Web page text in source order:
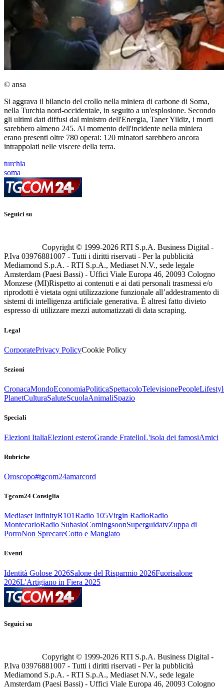
© ansa
Si aggrava il bilancio del crollo nella miniera di carbone di Soma,
nella Turchia nord-occidentale, in seguito a un'esplosione. Secondo
gli ultimi dati diffusi dal ministro dell'Energia, Taner Yildiz, i morti
sarebbero almeno 245. Al momento dell'incidente nella miniera
erano presenti oltre 780 operai: 120 minatori sarebbero ancora
intrappolati nelle viscere della terra.
turchia
soma
Seguici su
Copyright © 1999-2026 RTI S.p.A. Business Digital -
P.Iva 03976881007 - Tutti i diritti riservati - Per la pubblicità
Mediamond S.p.A. - RTI S.p.A., Mediaset N.V., sede legale
Amsterdam (Paesi Bassi) - Uffici Viale Europa 46, 20093 Cologno
Monzese (MI)Rispetto ai contenuti e ai dati personali trasmessi e/o
riprodotti è vietata ogni utilizzazione funzionale all’addestramento di
sistemi di intelligenza artificiale generativa. È altresì fatto divieto
espresso di utilizzare mezzi automatizzati di data scraping.
Legal
CorporatePrivacy PolicyCookie Policy
Sezioni
CronacaMondoEconomiaPoliticaSpettacoloTelevisionePeople
PlanetCulturaSaluteScuolaAnimaliSpazio
Speciali
Elezioni ItaliaElezioni esteroGrande FratelloL'isola dei famosiAmici
Rubriche
Oroscopo#tgcom24amarcord
Tgcom24 Consiglia
Mediaset InfinityR101Radio 105Virgin RadioRadio
MontecarloRadio SubasioComingsoonSuperguidatvZuppa di
PorroNon SprecareCotto e Mangiato
Eventi
Identità Golose 2026Salone del Risparmio 2026Fuorisalone
2026L'Artigiano in Fiera 2025
Seguici su
Copyright © 1999-2026 RTI S.p.A. Business Digital -
P.Iva 03976881007 - Tutti i diritti riservati - Per la pubblicità
Mediamond S.p.A. - RTI S.p.A., Mediaset N.V., sede legale
Amsterdam (Paesi Bassi) - Uffici Viale Europa 46, 20093 Cologno